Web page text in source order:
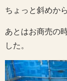
ちょっと斜めか
あとはお商売の
した。